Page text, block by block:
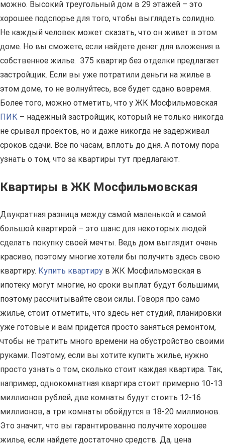
можно. Высокий треугольный дом в 29 этажей – это
хорошее подспорье для того, чтобы выглядеть солидно.
Не каждый человек может сказать, что он живет в этом
доме. Но вы сможете, если найдете денег для вложения в
собственное жилье. 375 квартир без отделки предлагает
застройщик. Если вы уже потратили деньги на жилье в
этом доме, то не волнуйтесь, все будет сдано вовремя.
Более того, можно отметить, что у ЖК Мосфильмовская
ПИК – надежный застройщик, который не только никогда
не срывал проектов, но и даже никогда не задерживал
сроков сдачи. Все по часам, вплоть до дня. А потому пора
узнать о том, что за квартиры тут предлагают.
Квартиры в ЖК Мосфильмовская
Двукратная разница между самой маленькой и самой
большой квартирой – это шанс для некоторых людей
сделать покупку своей мечты. Ведь дом выглядит очень
красиво, поэтому многие хотели бы получить здесь свою
квартиру. Купить квартиру в ЖК Мосфильмовская в
ипотеку могут многие, но сроки выплат будут большими,
поэтому рассчитывайте свои силы. Говоря про само
жилье, стоит отметить, что здесь нет студий, планировки
уже готовые и вам придется просто заняться ремонтом,
чтобы не тратить много времени на обустройство своими
руками. Поэтому, если вы хотите купить жилье, нужно
просто узнать о том, сколько стоит каждая квартира. Так,
например, однокомнатная квартира стоит примерно 10-13
миллионов рублей, две комнаты будут стоить 12-16
миллионов, а три комнаты обойдутся в 18-20 миллионов.
Это значит, что вы гарантированно получите хорошее
жилье, если найдете достаточно средств. Да, цена